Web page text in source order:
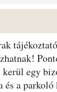
kerül egy
és a